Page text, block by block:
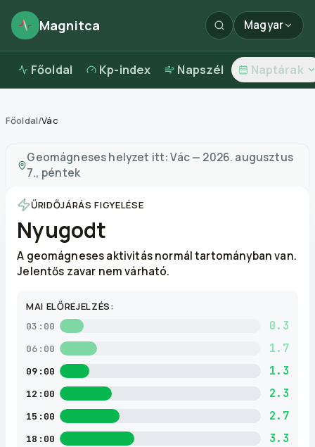
Magnitca Magyar
Főoldal Kp-index Napszél Naptárak
Főoldal/Vác
Geomágneses helyzet itt: Vác— 2026. augusztus
7., péntek
ŰRIDŐJÁRÁS FIGYELÉSE
Nyugodt
A geomágneses aktivitás normál tartományban van.
Jelentős zavar nem várható.
MAI ELŐREJELZÉS:
03:00 0.3
06:00 1.7
09:00 1.3
12:00 2.3
15:00 2.7
18:00 3.3